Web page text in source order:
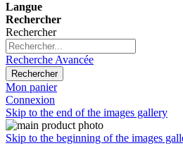
Langue
Rechercher
Rechercher
Recherche Avancée
Rechercher
Mon panier
Connexion
Skip to the end of the images gallery
Skip to the beginning of the images